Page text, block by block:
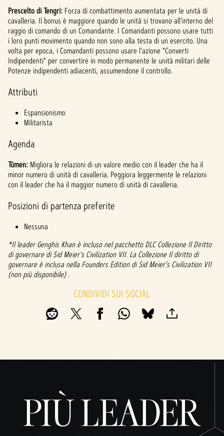
P
l
a
y
Clicca
su
Gioca
accet
ti la
politi
ca
sulla
cy di
YouTu
il
trasf
erime
nto
Prescelto di Tengri: Forza di combattimento aumentata per le unità di
cavalleria. Il bonus è maggiore quando le unità si trovano all'interno del
raggio di comando di un Comandante. I Comandanti possono usare tutti
i loro punti movimento quando non sono alla testa di un esercito. Una
volta per epoca, i Comandanti possono usare l'azione "Converti
Indipendenti" per convertire in modo permanente le unità militari delle
Potenze indipendenti adiacenti, assumendone il controllo.
Attributi
Espansionismo
Militarista
Agenda
Tümen: Migliora le relazioni di un valore medio con il leader che ha il
minor numero di unità di cavalleria. Peggiora leggermente le relazioni
con il leader che ha il maggior numero di unità di cavalleria.
Posizioni di partenza preferite
Nessuna
*Il leader Genghis Khan è incluso nel pacchetto DLC Collezione Il Diritto
di governare di Sid Meier's Civilization VII. La Collezione Il diritto di
governare è inclusa nella Founders Edition di Sid Meier's Civilization VII
(non più disponibile) .
CONDIVIDI SUI SOCIAL
PIÙ LEADER